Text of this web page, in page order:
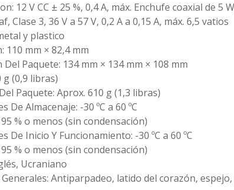
12 V CC ± 25 %, 0,4 A, máx. Enchufe coaxial de 5
Clase 3, 36 V a 57 V, 0,2 A a 0,15 A, máx. 6,5 vatios
y plastico
110 mm × 82,4 mm
Paquete: 134 mm × 134 mm × 108 mm
g (0,9 libras)
Paquete: Aprox. 610 g (1,3 libras)
De Almacenaje: -30 ºC a 60 ºC
% o menos (sin condensación)
De Inicio Y Funcionamiento: -30 ºC a 60 ºC
% o menos (sin condensación)
Ucraniano
Antiparpadeo, latido del corazón,